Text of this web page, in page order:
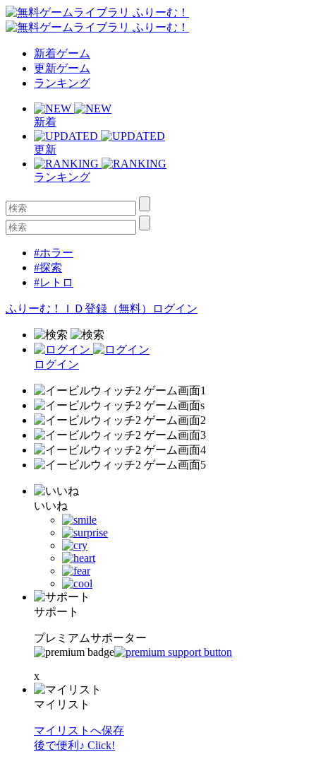
新着ゲーム
更新ゲーム
ランキング
新着
更新
ランキング
#ホラー
#探索
#レトロ
ふりーむ！ＩＤ登録（無料） ログイン
ログイン
いいね
サポート
プレミアムサポーター
x
マイリスト
マイリストへ保存
後で便利♪ Click!